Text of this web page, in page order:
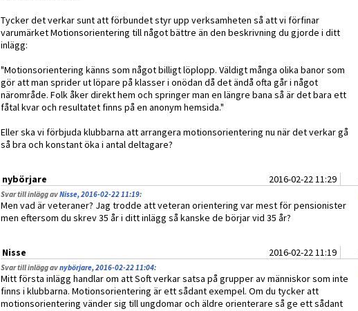
Tycker det verkar sunt att förbundet styr upp verksamheten så att vi förfinar
varumärket Motionsorientering till något bättre än den beskrivning du gjorde i ditt
inlägg:
"Motionsorientering känns som något billigt löplopp. Väldigt många olika banor som
gör att man sprider ut löpare på klasser i onödan då det ändå ofta går i något
närområde. Folk åker direkt hem och springer man en längre bana så är det bara ett
fåtal kvar och resultatet finns på en anonym hemsida."
Eller ska vi förbjuda klubbarna att arrangera motionsorientering nu när det verkar gå
så bra och konstant öka i antal deltagare?
nybörjare 2016-02-22 11:29
Svar till inlägg avNisse, 2016-02-22 11:19:
Men vad är veteraner? Jag trodde att veteran orientering var mest för pensionister
men eftersom du skrev 35 år i ditt inlägg så kanske de börjar vid 35 år?
Nisse 2016-02-22 11:19
Svar till inlägg avnybörjare, 2016-02-22 11:04:
Mitt första inlägg handlar om att Soft verkar satsa på grupper av människor som inte
finns i klubbarna. Motionsorientering är ett sådant exempel. Om du tycker att
motionsorientering vänder sig till ungdomar och äldre orienterare så ge ett sådant